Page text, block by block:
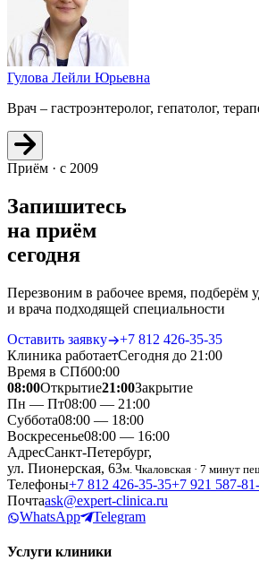
Гулова Лейли Юрьевна
Врач – гастроэнтеролог, гепатолог,
Приём · с 2009
Запишитесь
на приём
сегодня
Перезвоним в рабочее время, подберём
и врача подходящей специальности
Оставить заявку
+7 812 426‑35‑35
Клиника работаетСегодня до 21:00
Время в СПб00:00
08:00Открытие21:00Закрытие
Пн — Пт08:00 — 21:00
Суббота08:00 — 18:00
Воскресенье08:00 — 16:00
АдресСанкт-Петербург,
ул. Пионерская, 63м. Чкаловская · 7 минут
Телефоны+7 812 426‑35‑35+7 921
Почтаask@expert-clinica.ru
WhatsApp
Telegram
Услуги клиники